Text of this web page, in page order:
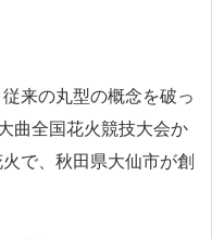
来の丸型の概念を破っ
曲全国花火競技大会か
で、秋田県大仙市が創